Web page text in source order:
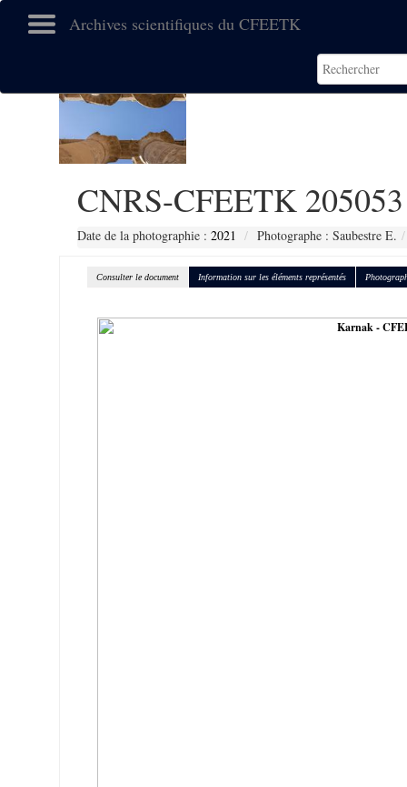
Archives scientifiques du CFEETK
CNRS-CFEETK 205053
Date de la photographie : 2021 Photographe : Saubestre E.
Consulter le document Information sur les éléments représentés